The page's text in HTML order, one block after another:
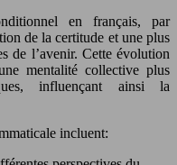
en français, par
de la certitude et une plus
de l’avenir. Cette évolution
mentalité collective plus
influençant ainsi la
incluent: